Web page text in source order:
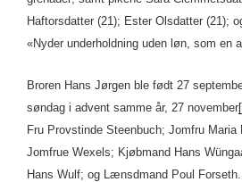
Haftorsdatter (21); Ester Olsdatter (21);
«Nyder underholdning uden løn, som en
Broren Hans Jørgen ble født 27
søndag i advent samme år, 27 november
Fru Provstinde Steenbuch; Jomfru Maria
Jomfrue Wexels; Kjøbmand Hans
Hans Wulf; og Lænsdmand Poul Forseth.